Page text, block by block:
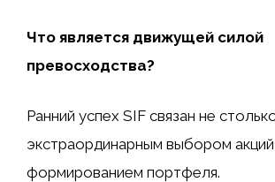
Что является движущей силой
превосходства?
Ранний успех SIF связан не
экстраординарным выбором
формированием портфеля.